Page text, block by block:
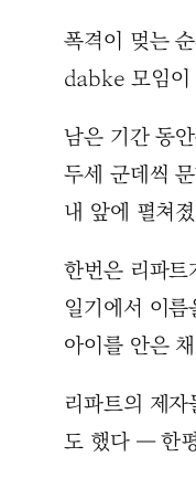
폭격이 멎는
dabke 모임이
남은 기간 동
두세 군데씩
내 앞에 펼쳐
한번은 리파
일기에서 이
아이를 안은
리파트의 제
도 했다 ― 한